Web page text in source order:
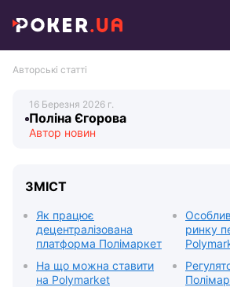
Авторські статті
Поліна Єгорова
ЗМІСТ
Як працює
децентралізована
платформа Полімаркет
ринку
На що можна ставити
на Polymarket